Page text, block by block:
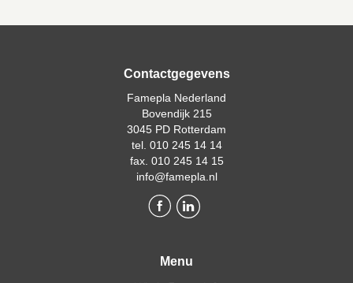
Contactgegevens
Famepla Nederland
Bovendijk 215
3045 PD Rotterdam
tel. 010 245 14 14
fax. 010 245 14 15
info@famepla.nl
Menu